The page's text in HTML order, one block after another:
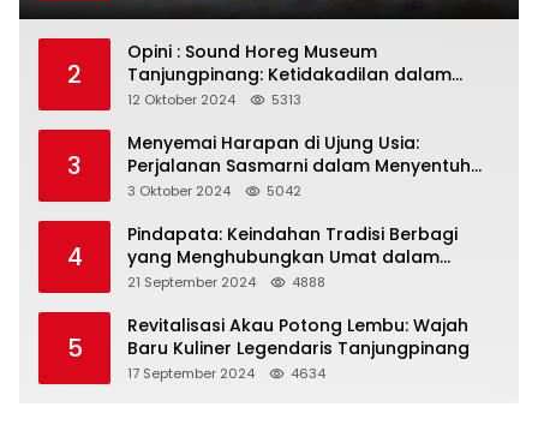
2
Opini : Sound Horeg Museum
Tanjungpinang: Ketidakadilan dalam
Representasi
12 Oktober 2024 5313
3
Menyemai Harapan di Ujung Usia:
Perjalanan Sasmarni dalam Menyentuh
Hati dan Jiwa
3 Oktober 2024 5042
4
Pindapata: Keindahan Tradisi Berbagi
yang Menghubungkan Umat dalam
Spiritualitas dan Kebersamaan dalam
21 September 2024 4888
5
Revitalisasi Akau Potong Lembu: Wajah
Baru Kuliner Legendaris Tanjungpinang
17 September 2024 4634